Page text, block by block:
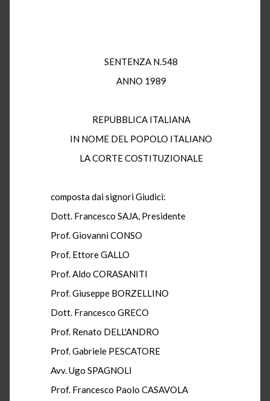
SENTENZA N.548
ANNO 1989
REPUBBLICA ITALIANA
IN NOME DEL POPOLO ITALIANO
LA CORTE COSTITUZIONALE
composta dai signori Giudici:
Dott. Francesco SAJA, Presidente
Prof. Giovanni CONSO
Prof. Ettore GALLO
Prof. Aldo CORASANITI
Prof. Giuseppe BORZELLINO
Dott. Francesco GRECO
Prof. Renato DELL'ANDRO
Prof. Gabriele PESCATORE
Avv. Ugo SPAGNOLI
Prof. Francesco Paolo CASAVOLA